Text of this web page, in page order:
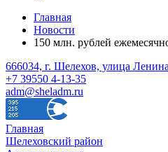
Главная
Новости
150 млн. рублей
666034, г. Шелехов, улица
+7 39550 4-13-35
adm@sheladm.ru
Главная
Шелеховский район